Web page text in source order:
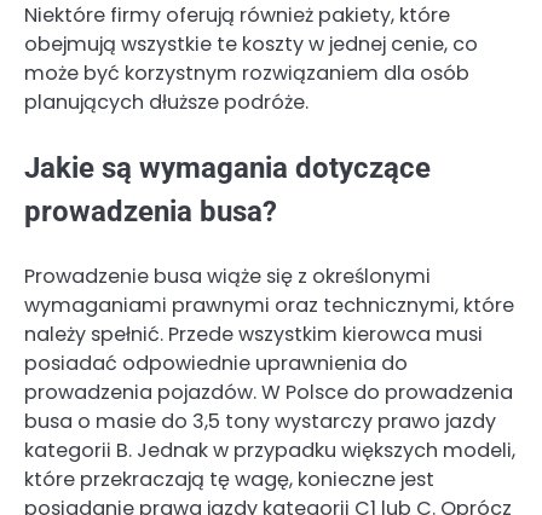
Niektóre firmy oferują również pakiety, które
obejmują wszystkie te koszty w jednej cenie, co
może być korzystnym rozwiązaniem dla osób
planujących dłuższe podróże.
Jakie są wymagania dotyczące
prowadzenia busa?
Prowadzenie busa wiąże się z określonymi
wymaganiami prawnymi oraz technicznymi, które
należy spełnić. Przede wszystkim kierowca musi
posiadać odpowiednie uprawnienia do
prowadzenia pojazdów. W Polsce do prowadzenia
busa o masie do 3,5 tony wystarczy prawo jazdy
kategorii B. Jednak w przypadku większych modeli,
które przekraczają tę wagę, konieczne jest
posiadanie prawa jazdy kategorii C1 lub C. Oprócz